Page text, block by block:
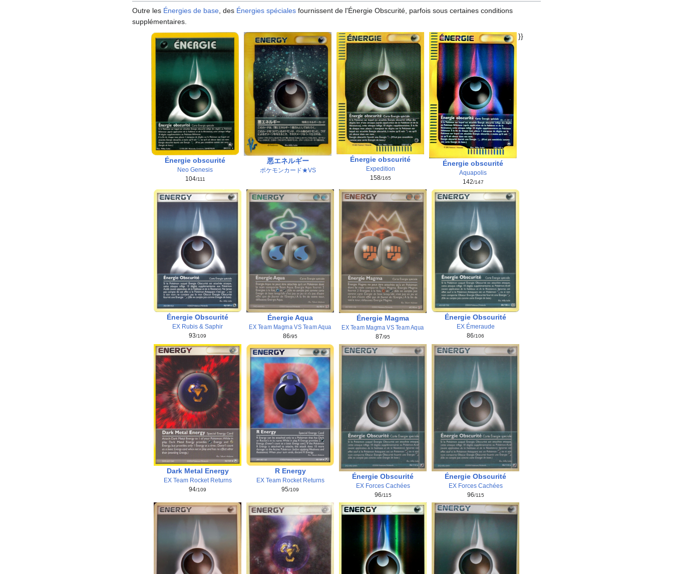
Outre les Énergies de base , des Énergies spéciales fournissent de l'Énergie Obscurité, parfois sous certaines conditions
supplémentaires.
Énergie obscurité
Neo Genesis
104/111
悪エネルギー
ポケモンカード★VS
Énergie obscurité
Expedition
158/165
Énergie obscurité
Aquapolis
142/147
}}
Énergie Obscurité
EX Rubis & Saphir
93/109
Énergie Aqua
EX Team Magma VS Team Aqua
86/95
Énergie Magma
EX Team Magma VS Team Aqua
87/95
Énergie Obscurité
EX Émeraude
86/106
Dark Metal Energy
EX Team Rocket Returns
94/109
R Energy
EX Team Rocket Returns
95/109
Énergie Obscurité
EX Forces Cachées
96/115
Énergie Obscurité
EX Forces Cachées
96/115